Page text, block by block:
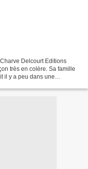
Delcourt Editions
très en colère. Sa famille
il y a peu dans une